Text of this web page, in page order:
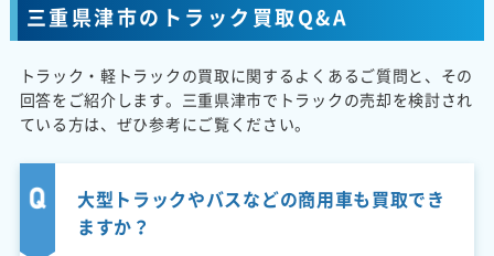
三重県津市のトラック買取Q&A
トラック・軽トラックの買取に関するよくあるご質問と、その
回答をご紹介します。三重県津市でトラックの売却を検討され
ている方は、ぜひ参考にご覧ください。
大型トラックやバスなどの商用車も買取でき
ますか？